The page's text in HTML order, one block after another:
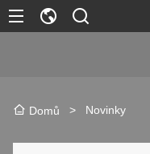
Domů > Novinky